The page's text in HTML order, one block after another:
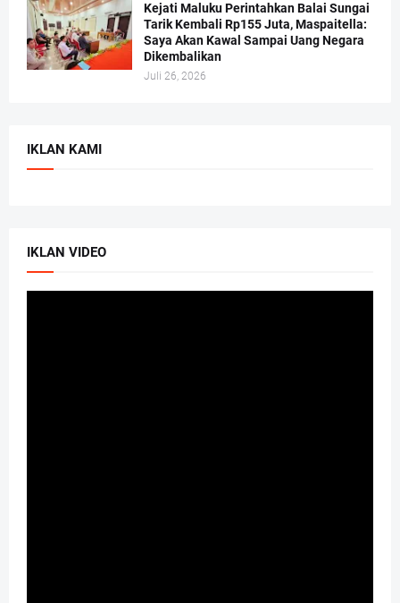
Kejati Maluku Perintahkan Balai Sungai
Tarik Kembali Rp155 Juta, Maspaitella:
Saya Akan Kawal Sampai Uang Negara
Dikembalikan
Juli 26, 2026
IKLAN KAMI
IKLAN VIDEO